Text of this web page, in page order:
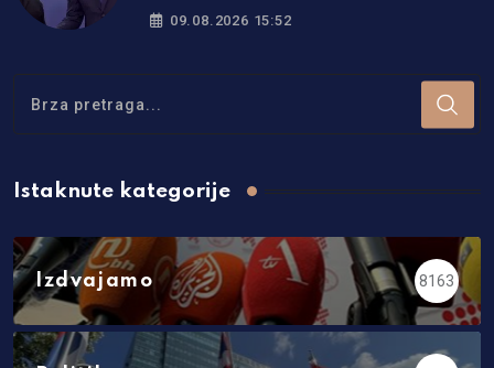
politiku neutralnosti
09.08.2026 15:52
Istaknute kategorije
Izdvajamo 8163